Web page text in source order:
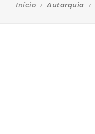
Início Autarquia